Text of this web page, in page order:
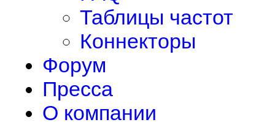
Таблицы частот
Коннекторы
Форум
Пресса
О компании